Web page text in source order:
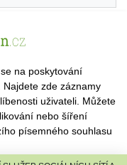
na poskytování
zde záznamy
uživateli. Můžete
nebo šíření
písemného souhlasu